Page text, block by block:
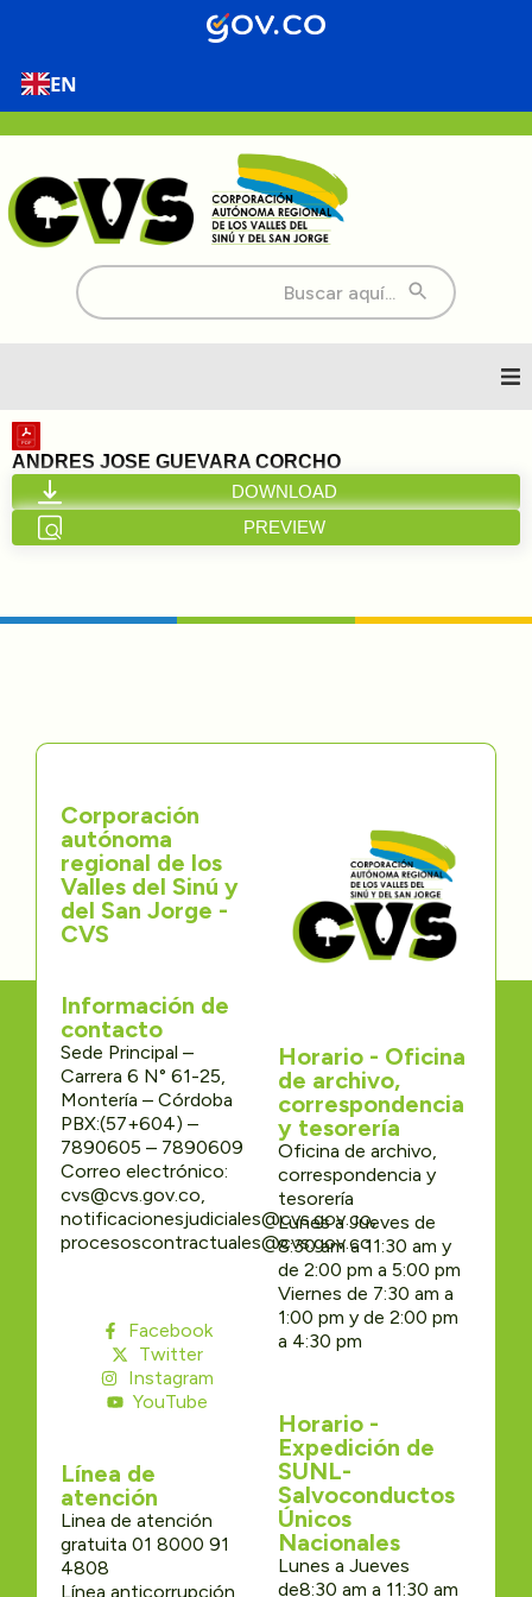
EN
Buscar:
Inicio
Nosotros
Transparencia
Participa
Trámites y Servicios
Contáctenos
ANDRES JOSE GUEVARA CORCHO
DOWNLOAD
PREVIEW
Corporación
autónoma
regional de los
Valles del Sinú y
del San Jorge -
CVS
Información de
contacto
Sede Principal –
Carrera 6 N° 61-25,
Montería – Córdoba
PBX:(57+604) –
7890605 – 7890609
Correo electrónico:
cvs@cvs.gov.co,
notificacionesjudiciales@cvs.gov.co,
procesoscontractuales@cvs.gov.co
Facebook
Twitter
Instagram
YouTube
Línea de
atención
Linea de atención
gratuita 01 8000 91
4808
Línea anticorrupción
Horario - Oficina
de archivo,
correspondencia
y tesorería
Oficina de archivo,
correspondencia y
tesorería
Lunes a Jueves de
8:30 am a 11:30 am y
de 2:00 pm a 5:00 pm
Viernes de 7:30 am a
1:00 pm y de 2:00 pm
a 4:30 pm
Horario -
Expedición de
SUNL-
Salvoconductos
Únicos
Nacionales
Lunes a Jueves
de8:30 am a 11:30 am